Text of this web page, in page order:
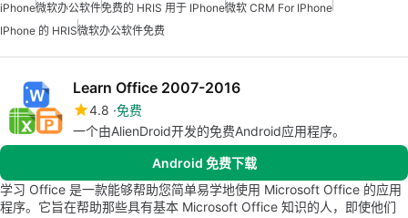
iPhone微软办公软件免费的 HRIS 用于 IPhone微软 CRM For IPhone
IPhone 的 HRIS微软办公软件免费
Learn Office 2007-2016
4.8 免费
一个由AlienDroid开发的免费Android应用程序。
Android 免费下载
学习 Office 是一款能够帮助您简单易学地使用 Microsoft Office 的应用
程序。它旨在帮助那些具有基本 Microsoft Office 知识的人，即使他们